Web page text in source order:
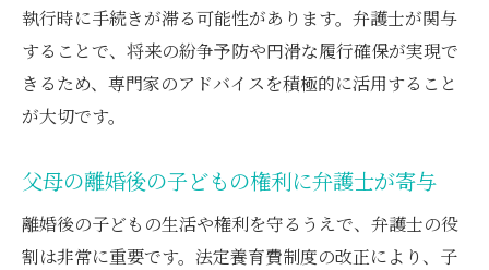
執行時に手続きが滞る可能性があります。弁護士が関与
することで、将来の紛争予防や円滑な履行確保が実現で
きるため、専門家のアドバイスを積極的に活用すること
が大切です。
父母の離婚後の子どもの権利に弁護士が寄与
離婚後の子どもの生活や権利を守るうえで、弁護士の役
割は非常に重要です。法定養育費制度の改正により、子